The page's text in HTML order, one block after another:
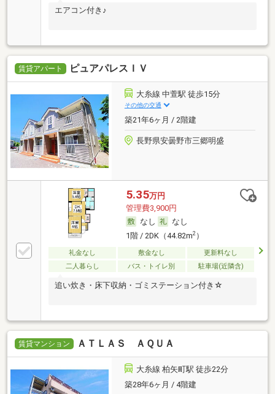
エアコン付き♪
賃貸アパート ピュアパレスＩＶ
大糸線 中萱駅 徒歩15分
その他の交通
築21年6ヶ月 / 2階建
長野県安曇野市三郷明盛
5.35万円
管理費3,900円
なし
なし
1階 / 2DK（44.82m2）
礼金なし 敷金なし
更新料なし
二人暮らし
バス・トイレ別 駐車場(近隣含)
追い炊き・床下収納・ゴミステーション付き☆
賃貸マンション ＡＴＬＡＳ ＡＱＵＡ
大糸線 柏矢町駅 徒歩22分
築28年6ヶ月 / 4階建